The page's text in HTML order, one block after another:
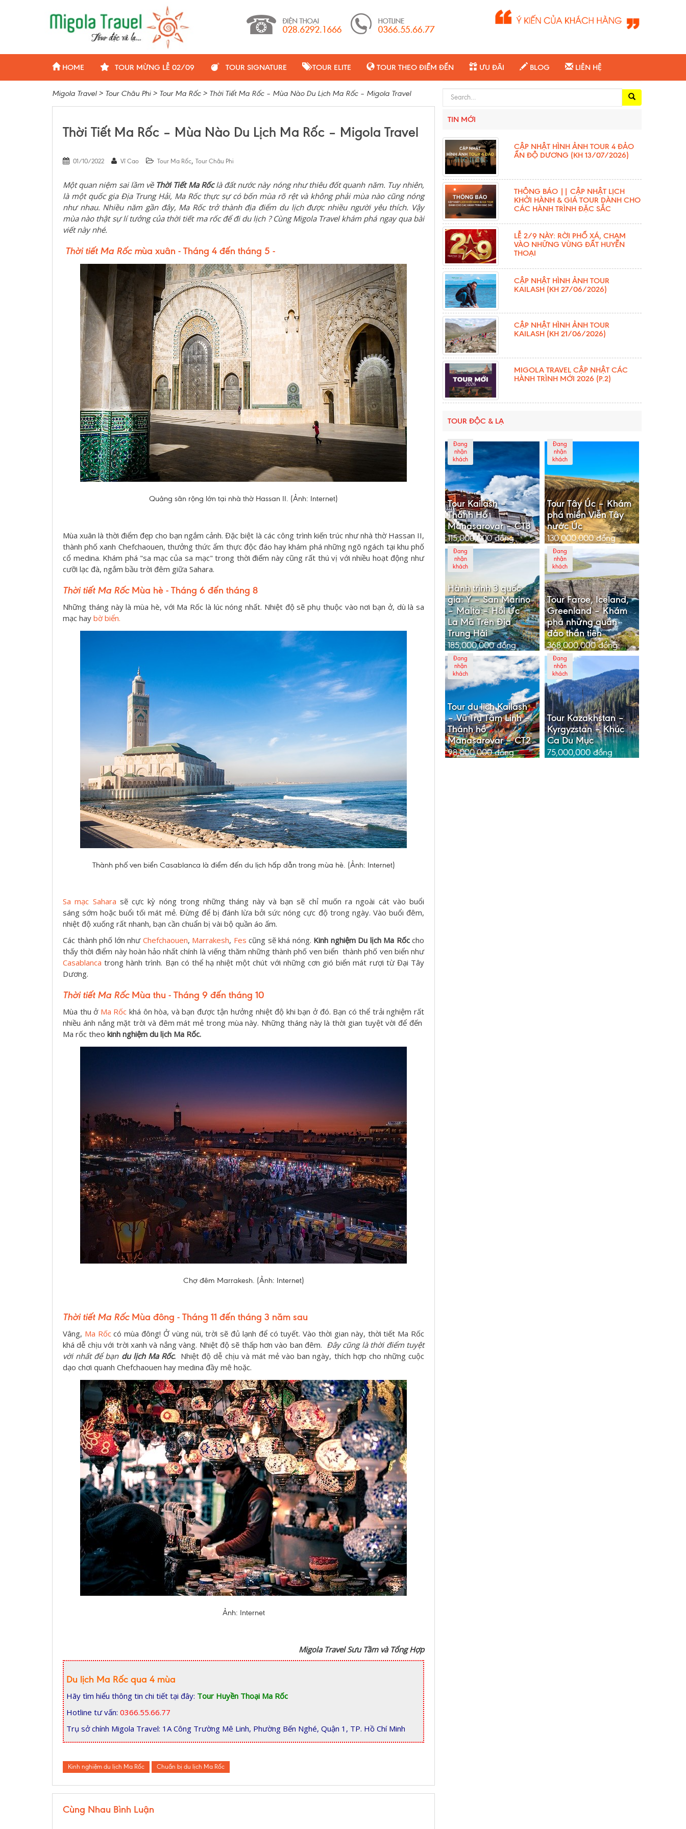
HOME TOUR MỪNG LỄ 02/09 TOUR SIGNATURE TOUR ELITE TOUR THEO ĐIỂM ĐẾN ƯU ĐÃI BLOG LIÊN HỆ
Migola Travel> Tour Châu Phi> Tour Ma Rốc> Thời Tiết Ma Rốc – Mùa Nào Du Lịch Ma Rốc – Migola Travel
Thời Tiết Ma Rốc – Mùa Nào Du Lịch Ma Rốc – Migola Travel
01/10/2022 Vĩ Cao Tour Ma Rốc, Tour Châu Phi
Một quan niệm sai lầm vềThời Tiết Ma Rốclà đất nước này nóng như thiêu đốt quanh năm. Tuy nhiên,
là một quốc gia Địa Trung Hải, Ma Rốcthực sự có bốn mùa rõ rệt và không phải mùa nào cũng nóng
như nhau. Nhiều năm gần đây, Ma Rốc trở thành địa điểm du lịch được nhiều người yêu thích. Vậy
mùa nào thật sự lí tưởng của thời tiết ma rốc để đi du lịch ? Cùng Migola Travel khám phá ngay qua bài
viết này nhé.
Thời tiết Ma Rốc mùa xuân - Tháng 4 đến tháng 5 -
Quảng sân rộng lớn tại nhà thờ Hassan II. (Ảnh: Internet)
Mùa xuân là thời điểm đẹp cho bạn ngắm cảnh. Đặc biệt là các công trình kiến trúc như nhà thờ Hassan II,
thành phố xanh Chefchaouen, thưởng thức ẩm thực độc đáo hay khám phá những ngõ ngách tại khu phố
cổ medina. Khám phá "sa mạc của sa mạc" trong thời điểm này cũng rất thú vị với nhiều hoạt động như
cưỡi lạc đà, ngắm bầu trời đêm giữa Sahara.
Thời tiết Ma Rốc Mùa hè - Tháng 6 đến tháng 8
Những tháng này là mùa hè, với Ma Rốc là lúc nóng nhất. Nhiệt độ sẽ phụ thuộc vào nơi bạn ở, dù là sa
mạc hay bờ biển.
Thành phố ven biển Casablanca là điểm đến du lịch hấp dẫn trong mùa hè. (Ảnh: Internet)
Sa mạc Sahara sẽ cực kỳ nóng trong những tháng này và bạn sẽ chỉ muốn ra ngoài cát vào buổi
sáng sớm hoặc buổi tối mát mẻ. Đừng để bị đánh lừa bởi sức nóng cực độ trong ngày. Vào buổi đêm,
nhiệt độ xuống rất nhanh, bạn cần chuẩn bị vài bộ quần áo ấm.
Các thành phố lớn như Chefchaouen, Marrakesh, Fes cũng sẽ khá nóng. Kinh nghiệm Du lịch Ma Rốccho
thấy thời điểm này hoàn hảo nhất chính là viếng thăm những thành phố ven biển thành phố ven biển như
Casablanca trong hành trình. Bạn có thể hạ nhiệt một chút với những cơn gió biển mát rượi từ Đại Tây
Dương.
Thời tiết Ma Rốc Mùa thu - Tháng 9 đến tháng 10
Mùa thu ở Ma Rốc khá ôn hòa, và bạn được tận hưởng nhiệt độ khi bạn ở đó. Bạn có thể trải nghiệm rất
nhiều ánh nắng mặt trời và đêm mát mẻ trong mùa này. Những tháng này là thời gian tuyệt vời để đến
Ma rốc theo kinh nghiệm du lịch Ma Rốc.
Chợ đêm Marrakesh. (Ảnh: Internet)
Thời tiết Ma Rốc Mùa đông - Tháng 11 đến tháng 3 năm sau
Vâng, Ma Rốccó mùa đông! Ở vùng núi, trời sẽ đủ lạnh để có tuyết. Vào thời gian này, thời tiết Ma Rốc
khá dễ chịu với trời xanh và nắng vàng. Nhiệt độ sẽ thấp hơn vào ban đêm. Đây cũng là thời điểm tuyệt
vời nhất để bạn du lịch Ma Rốc. Nhiệt độ dễ chịu và mát mẻ vào ban ngày, thích hợp cho những cuộc
dạo chơi quanh Chefchaouen hay medina đầy mê hoặc.
Ảnh: Internet
Migola Travel Sưu Tầm và Tổng Hợp
Du lịch Ma Rốc qua 4 mùa
Hãy tìm hiểu thông tin chi tiết tại đây: Tour Huyền Thoại Ma Rốc
Hotline tư vấn: 0366.55.66.77
Trụ sở chính Migola Travel: 1A Công Trường Mê Linh, Phường Bến Nghé, Quận 1, TP. Hồ Chí Minh
Kinh nghiệm du lịch Ma Rốc Chuẩn bị du lịch Ma Rốc
Cùng Nhau Bình Luận
Search for:
TIN MỚI
CẬP NHẬT HÌNH ẢNH TOUR 4 ĐẢO
ẤN ĐỘ DƯƠNG (KH 13/07/2026)
THÔNG BÁO || CẬP NHẬT LỊCH
KHỞI HÀNH & GIÁ TOUR DÀNH CHO
CÁC HÀNH TRÌNH ĐẶC SẮC
LỄ 2/9 NÀY: RỜI PHỐ XÁ, CHẠM
VÀO NHỮNG VÙNG ĐẤT HUYỀN
THOẠI
CẬP NHẬT HÌNH ẢNH TOUR
KAILASH (KH 27/06/2026)
CẬP NHẬT HÌNH ẢNH TOUR
KAILASH (KH 21/06/2026)
MIGOLA TRAVEL CẬP NHẬT CÁC
HÀNH TRÌNH MỚI 2026 (P.2)
TOUR ĐỘC & LẠ
Đang
nhận
khách
Tour Kailash –
Thánh Hồ
Manasarovar – CT3
115,000,000đồng
Đang
nhận
khách
Tour Tây Úc – Khám
phá miền Viễn Tây
nước Úc
130,000,000đồng
Đang
nhận
khách
Hành trình 3 quốc
gia: Ý – San Marino
– Malta – Hồi Ức
La Mã Trên Địa
Trung Hải
185,000,000đồng
Đang
nhận
khách
Tour Faroe, Iceland,
Greenland – Khám
phá những quần
đảo thần tiên
368,000,000đồng
Đang
nhận
khách
Tour du lịch Kailash
– Vũ Trụ Tâm Linh –
Thánh hồ
Manasarovar – CT2
98,000,000đồng
Đang
nhận
khách
Tour Kazakhstan –
Kyrgyzstan – Khúc
Ca Du Mục
75,000,000đồng